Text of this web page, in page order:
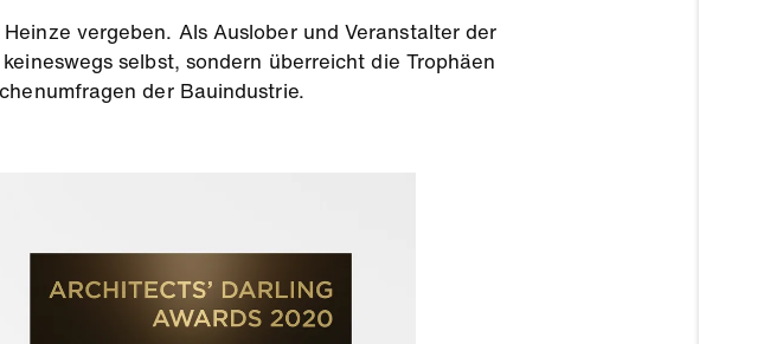
vergeben. Als Auslober und Veranstalter der
selbst, sondern überreicht die Trophäen
der Bauindustrie.